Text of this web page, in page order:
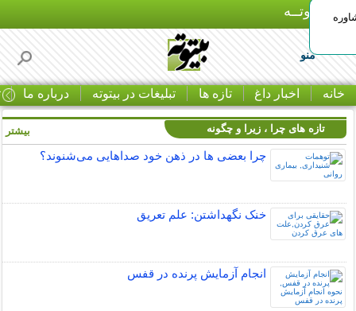
بـیتوتــه
منو
خانه اخبار داغ تازه ها تبلیغات در بیتوته درباره ما
تازه های چرا ، زیرا و چگونه
چرا بعضی ها در ذهن خود صداهایی می‌شنوند؟
خنک نگهداشتن: علم تعریق
انجام آزمایش پرنده در قفس
بیشتر